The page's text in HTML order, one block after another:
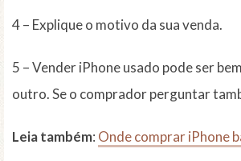
4 – Explique o motivo da sua venda.
5 – Vender iPhone usado pode ser
outro. Se o comprador perguntar
Leia também: Onde comprar iPhone